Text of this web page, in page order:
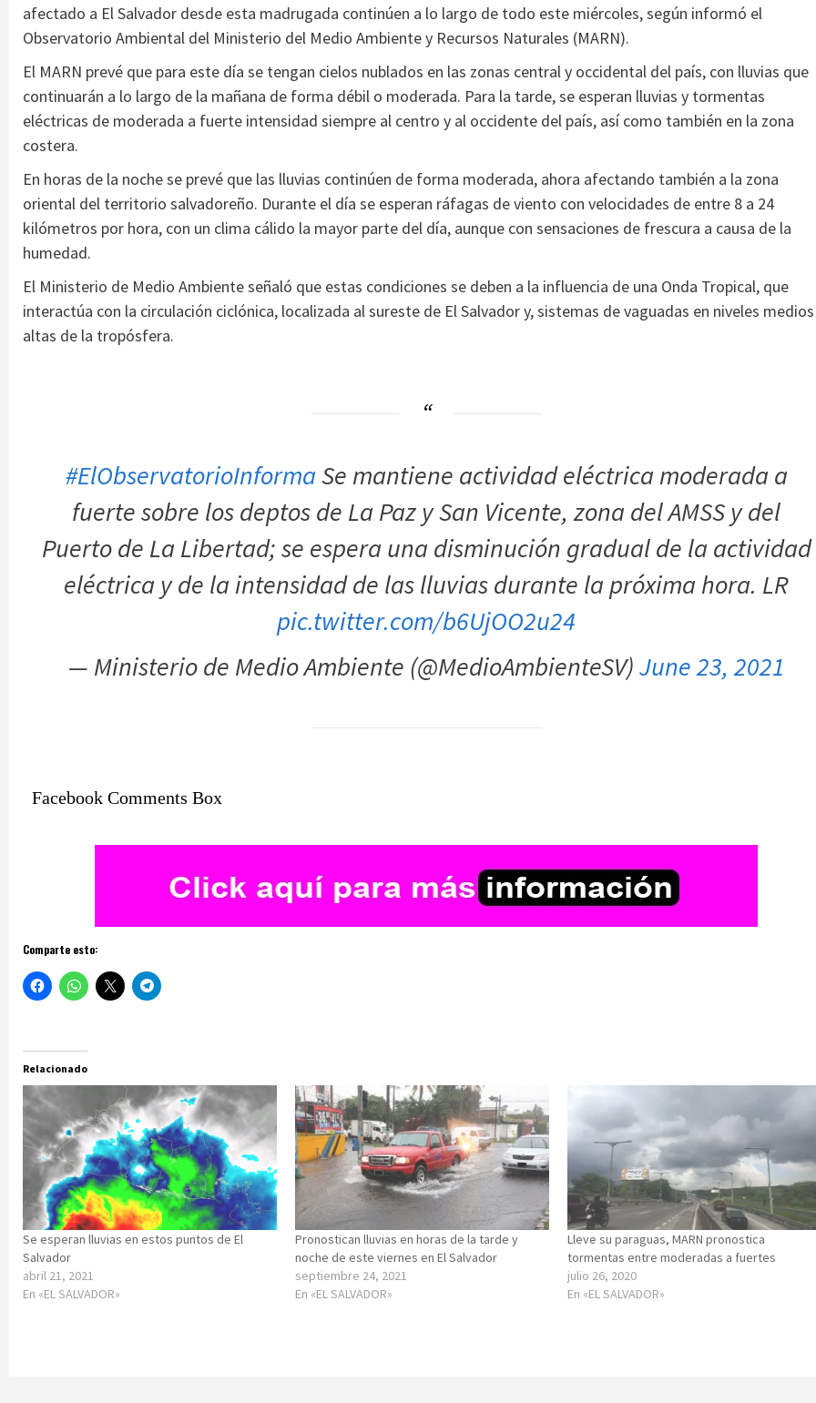
afectado a El Salvador desde esta madrugada continúen a lo largo de todo este miércoles, según informó el
Observatorio Ambiental del Ministerio del Medio Ambiente y Recursos Naturales (MARN).
El MARN prevé que para este día se tengan cielos nublados en las zonas central y occidental del país, con lluvias que
continuarán a lo largo de la mañana de forma débil o moderada. Para la tarde, se esperan lluvias y tormentas
eléctricas de moderada a fuerte intensidad siempre al centro y al occidente del país, así como también en la zona
costera.
En horas de la noche se prevé que las lluvias continúen de forma moderada, ahora afectando también a la zona
oriental del territorio salvadoreño. Durante el día se esperan ráfagas de viento con velocidades de entre 8 a 24
kilómetros por hora, con un clima cálido la mayor parte del día, aunque con sensaciones de frescura a causa de la
humedad.
El Ministerio de Medio Ambiente señaló que estas condiciones se deben a la influencia de una Onda Tropical, que
interactúa con la circulación ciclónica, localizada al sureste de El Salvador y, sistemas de vaguadas en niveles
altas de la tropósfera.
#ElObservatorioInformaSe mantiene actividad eléctrica moderada a
fuerte sobre los deptos de La Paz y San Vicente, zona del AMSS y del
Puerto de La Libertad; se espera una disminución gradual de la actividad
eléctrica y de la intensidad de las lluvias durante la próxima hora. LR
pic.twitter.com/b6UjOO2u24
— Ministerio de Medio Ambiente (@MedioAmbienteSV)June 23, 2021
Facebook Comments Box
Comparte esto:
Relacionado
Se esperan lluvias en estos puntos de El
Salvador
abril 21, 2021
En «EL SALVADOR»
Pronostican lluvias en horas de la tarde y
noche de este viernes en El Salvador
septiembre 24, 2021
En «EL SALVADOR»
Lleve su paraguas, MARN pronostica
tormentas entre moderadas a fuertes
julio 26, 2020
En «EL SALVADOR»